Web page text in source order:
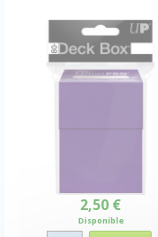
2,50 €
Disponible